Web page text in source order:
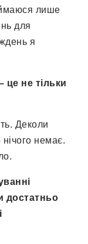
лише
для
я
не тільки
Деколи
немає.
достатньо